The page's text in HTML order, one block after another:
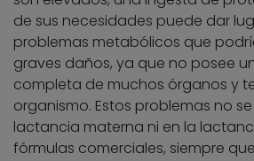
de sus necesidades puede dar
problemas metabólicos que
graves daños, ya que no posee
completa de muchos órganos y
organismo. Estos problemas no
lactancia materna ni en la
fórmulas comerciales, siempre